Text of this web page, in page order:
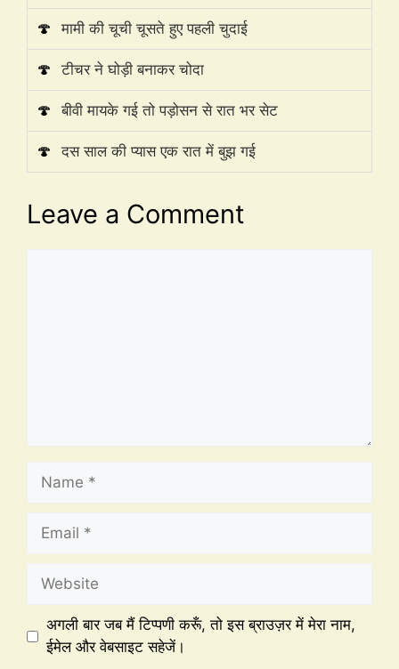
🍄 मामी की चूची चूसते हुए पहली चुदाई
🍄 टीचर ने घोड़ी बनाकर चोदा
🍄 बीवी मायके गई तो पड़ोसन से रात भर सेट
🍄 दस साल की प्यास एक रात में बुझ गई
Leave a Comment
अगली बार जब मैं टिप्पणी करूँ, तो इस ब्राउज़र में मेरा नाम,
ईमेल और वेबसाइट सहेजें।